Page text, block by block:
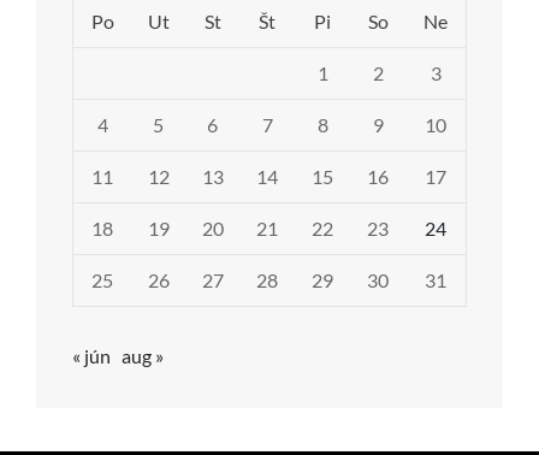
Po Ut St Št Pi So Ne
1 2 3
4 5 6 7 8 9 10
11 12 13 14 15 16 17
18 19 20 21 22 23 24
25 26 27 28 29 30 31
« jún aug »